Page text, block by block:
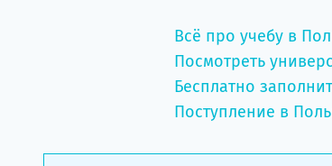
Всё про учебу в
Посмотреть
Бесплатно
Поступление в